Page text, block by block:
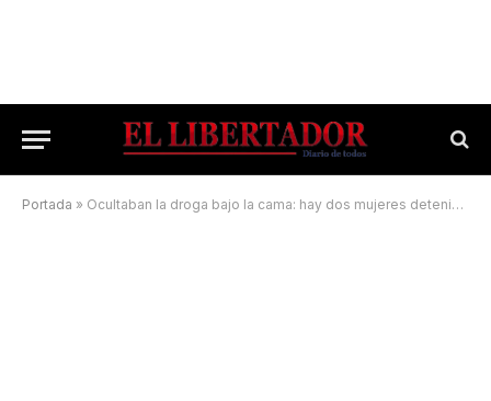
Portada » Ocultaban la droga bajo la cama: hay dos mujeres detenidas